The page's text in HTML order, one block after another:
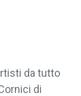
da tutto
di